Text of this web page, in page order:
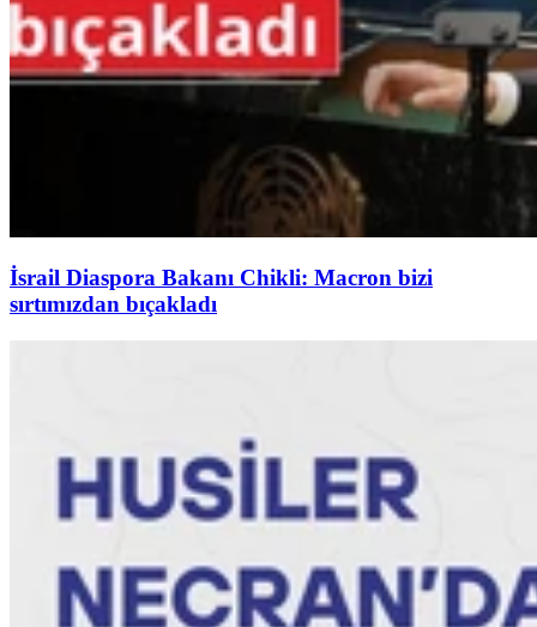
İsrail Diaspora Bakanı Chikli: Macron bizi
sırtımızdan bıçakladı